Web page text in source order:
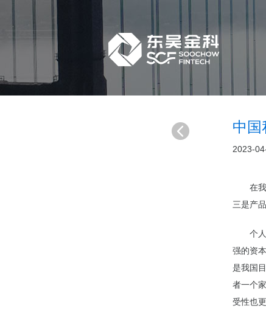
中国
2023-
在
三是产
个
强的资
是我国
者一个
受性也